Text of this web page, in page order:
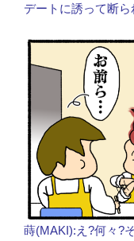
デートに誘って断
蒔(MAKI):え?何々?